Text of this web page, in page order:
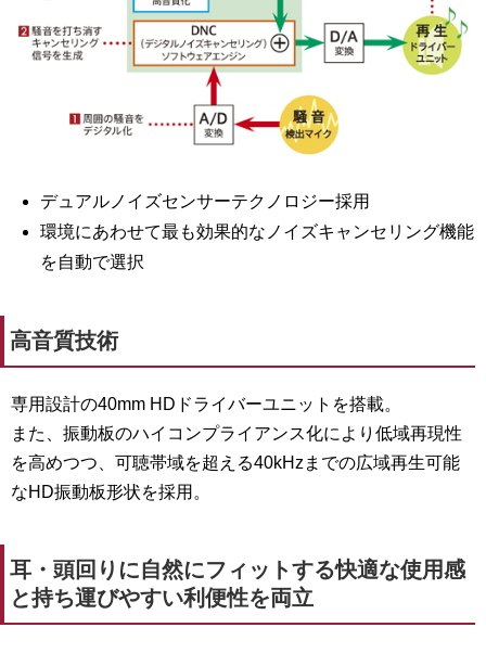
デュアルノイズセンサーテクノロジー採用
環境にあわせて最も効果的なノイズキャンセリング機能
を自動で選択
高音質技術
専用設計の40mm HDドライバーユニットを搭載。
また、振動板のハイコンプライアンス化により低域再現性
を高めつつ、可聴帯域を超える40kHzまでの広域再生可能
なHD振動板形状を採用。
耳・頭回りに自然にフィットする快適な使用感
と持ち運びやすい利便性を両立